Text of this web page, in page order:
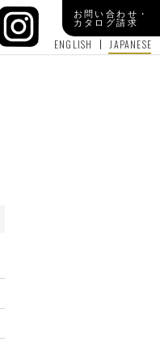
ENGLISH JAPANESE
お問い合わせ・
カタログ請求